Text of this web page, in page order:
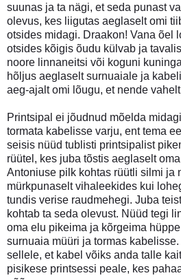
suunas ja ta nägi, et seda punast
olevus, kes liigutas aeglaselt omi
otsides midagi. Draakon! Vana õel
otsides kõigis õudu külvab ja
noore linnaneitsi või koguni
hõljus aeglaselt surnuaiale ja
aeg-ajalt omi lõugu, et nende
Printsipal ei jõudnud mõelda
tormata kabelisse varju, ent tema
seisis nüüd tublisti printsipalist
rüütel, kes juba tõstis aeglaselt
Antoniuse pilk kohtas rüütli silmi ja
mürkpunaselt vihaleekides kui
tundis verise raudmehegi. Juba
kohtab ta seda olevust. Nüüd tegi
oma elu pikeima ja kõrgeima
surnuaia müüri ja tormas
sellele, et kabel võiks anda talle
pisikese printsessi peale, kes